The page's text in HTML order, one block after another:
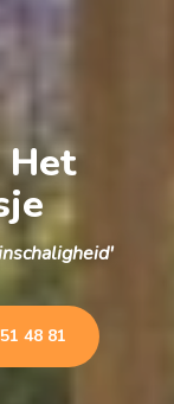
Het
48 81